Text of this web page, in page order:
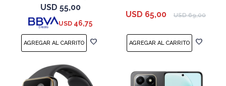
Black
USD 55,00
USD 46,75
USD 65,00 USD 69,00